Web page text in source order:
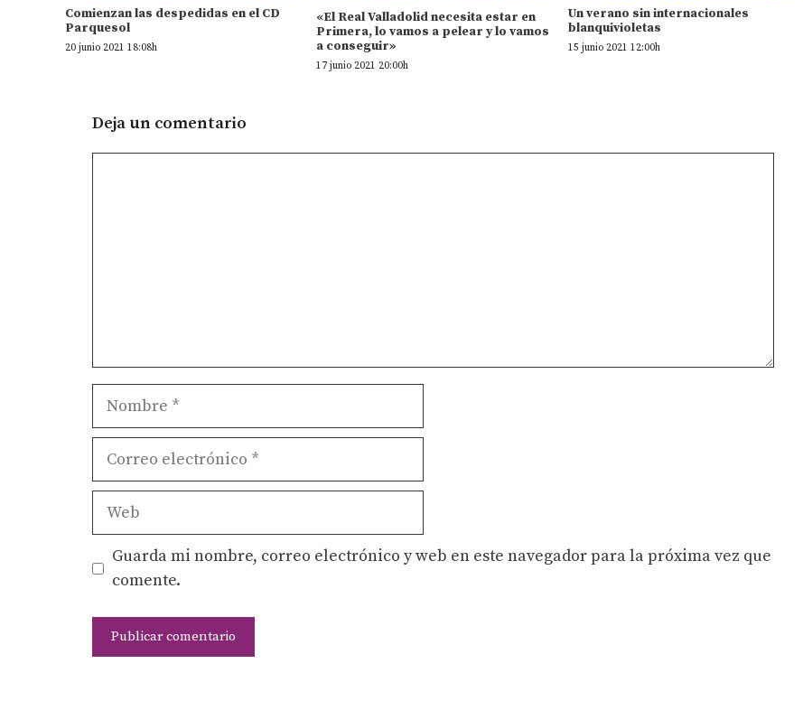
Comienzan las despedidas en el CD
Parquesol
20 junio 2021 18:08h
«El Real Valladolid necesita estar en
Primera, lo vamos a pelear y lo vamos
a conseguir»
17 junio 2021 20:00h
Un verano sin internacionales
blanquivioletas
15 junio 2021 12:00h
Deja un comentario
Nombre
Correo
Web
Guarda mi nombre, correo electrónico y web en este navegador para la próxima vez que
comente.